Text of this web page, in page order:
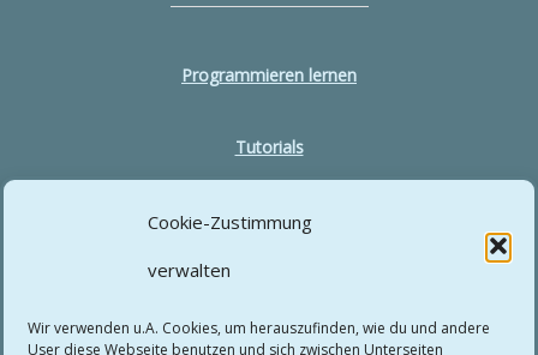
Cookie-Zustimmung
verwalten
Wir verwenden u.A. Cookies, um herauszufinden, wie du und andere
User diese Webseite benutzen und sich zwischen Unterseiten
Programmieren lernen
Tutorials
Über Niklas Baumgärtler: Strategie, Systeme &
Wissensvermittlung